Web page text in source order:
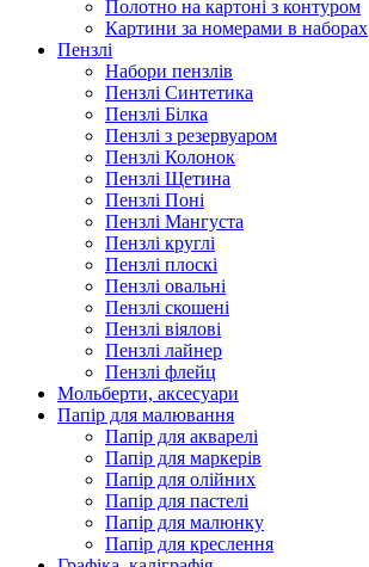
Полотно на картоні з контуром
Картини за номерами в наборах
Пензлі
Набори пензлів
Пензлі Синтетика
Пензлі Білка
Пензлі з резервуаром
Пензлі Колонок
Пензлі Щетина
Пензлі Поні
Пензлі Мангуста
Пензлі круглі
Пензлі плоскі
Пензлі овальні
Пензлі скошені
Пензлі віялові
Пензлі лайнер
Пензлі флейц
Мольберти, аксесуари
Папір для малювання
Папір для акварелі
Папір для маркерів
Папір для олійних
Папір для пастелі
Папір для малюнку
Папір для креслення